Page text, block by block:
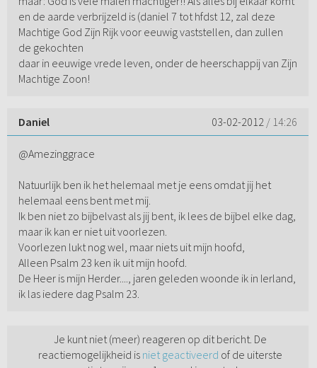
en de aarde verbrijzeld is (daniel 7 tot hfdst 12, zal deze
Machtige God Zijn Rijk voor eeuwig vaststellen, dan zullen
de gekochten
daar in eeuwige vrede leven, onder de heerschappij van Zijn
Machtige Zoon!
Daniel 03-02-2012 / 14:26
@Amezinggrace
Natuurlijk ben ik het helemaal met je eens omdat jij het
helemaal eens bent met mij.
Ik ben niet zo bijbelvast als jij bent, ik lees de bijbel elke dag,
maar ik kan er niet uit voorlezen.
Voorlezen lukt nog wel, maar niets uit mijn hoofd,
Alleen Psalm 23 ken ik uit mijn hoofd.
De Heer is mijn Herder...., jaren geleden woonde ik in Ierland,
ik las iedere dag Psalm 23.
Je kunt niet (meer) reageren op dit bericht. De
reactiemogelijkheid is niet geactiveerd of de uiterste